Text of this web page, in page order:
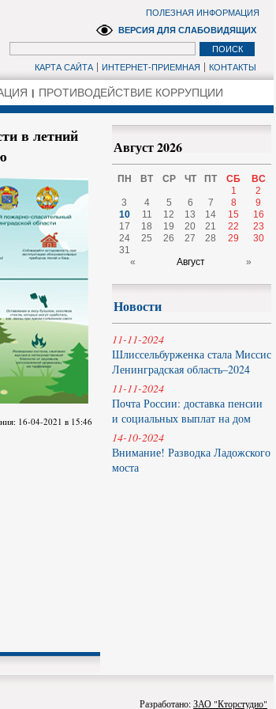
КАРТА САЙТА ИНТЕРНЕТ-ПРИЕМНАЯ КОНТАКТЫ
ВЕРСИЯ ДЛЯ СЛАБОВИДЯЩИХ
ПОЛЕЗНАЯ ИНФОРМАЦИЯ
ПРОТИВОДЕЙСТВИЕ КОРРУПЦИИ
в летний
16-04-2021 в 15:46
Август 2026
ПН ВТ СР ЧТ ПТ СБ
ВС
1
2
3
4 5 6 7 8
9
10
11 12 13 14 15
16
17
18 19 20 21 22
23
24
25 26 27 28 29
30
31
«
Август »
Новости
11-11-2024
Шлиссельбурженка стала Миссис
Ленинградская область–2024
11-11-2024
Почта России: доставка пенсии
и социальных выплат на дом
14-10-2024
Внимание! Разводка Ладожского
моста
Разработано:ЗАО "Кторстудио"